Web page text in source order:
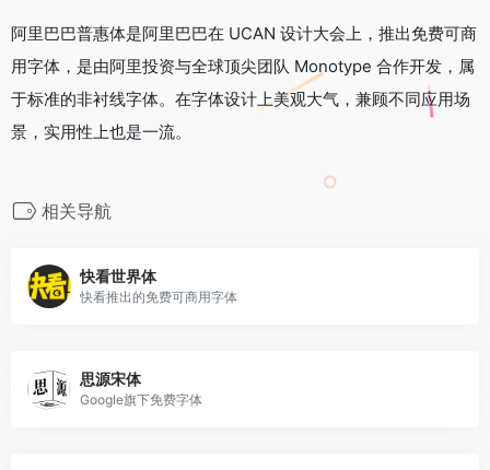
阿里巴巴普惠体是阿里巴巴在 UCAN 设计大会上，推出免费可商
用字体，是由阿里投资与全球顶尖团队 Monotype 合作开发，属
于标准的非衬线字体。在字体设计上美观大气，兼顾不同应用场
景，实用性上也是一流。
相关导航
快看世界体
快看推出的免费可商用字体
思源宋体
Google旗下免费字体